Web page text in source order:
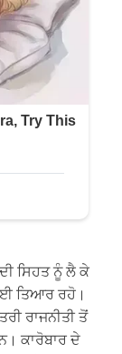
ਸਿਹਤ ਨੂੰ ਲੈ ਕੇ
ਤਿਆਰ ਰਹੋ।
ਰਾਜਨੀਤੀ ਤੋਂ
ਕਾਰੋਬਾਰ ਦੇ